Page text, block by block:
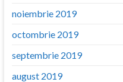
noiembrie 2019
octombrie 2019
septembrie 2019
august 2019